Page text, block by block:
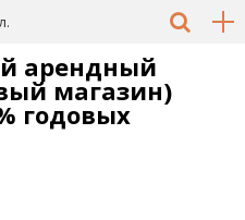
арендный
магазин)
годовых